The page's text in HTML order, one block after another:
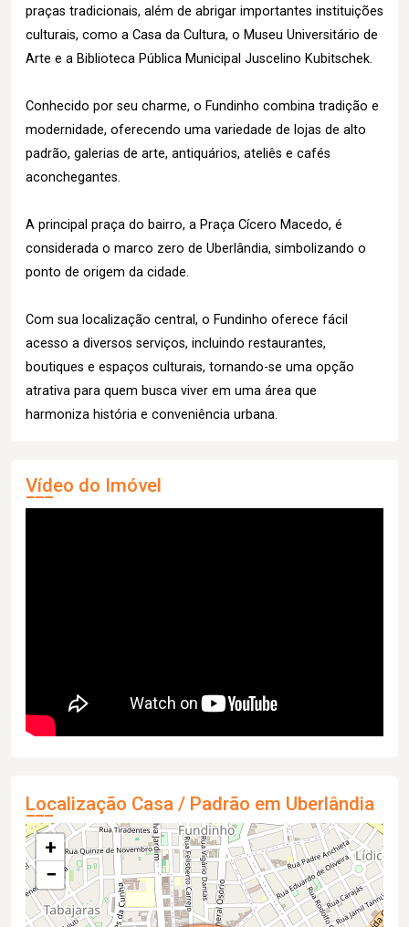
praças tradicionais, além de abrigar importantes instituições
culturais, como a Casa da Cultura, o Museu Universitário de
Arte e a Biblioteca Pública Municipal Juscelino Kubitschek.
Conhecido por seu charme, o Fundinho combina tradição e
modernidade, oferecendo uma variedade de lojas de alto
padrão, galerias de arte, antiquários, ateliês e cafés
aconchegantes.
A principal praça do bairro, a Praça Cícero Macedo, é
considerada o marco zero de Uberlândia, simbolizando o
ponto de origem da cidade.
Com sua localização central, o Fundinho oferece fácil
acesso a diversos serviços, incluindo restaurantes,
boutiques e espaços culturais, tornando-se uma opção
atrativa para quem busca viver em uma área que
harmoniza história e conveniência urbana.
Vídeo do Imóvel
Localização Casa / Padrão em Uberlândia
+
−